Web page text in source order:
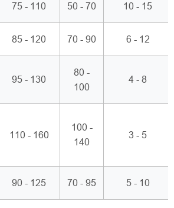
75 - 110 50 - 70 10 - 15
85 - 120 70 - 90 6 - 12
95 - 130
80 -
100
4 - 8
110 - 160
100 -
140
3 - 5
90 - 125 70 - 95 5 - 10